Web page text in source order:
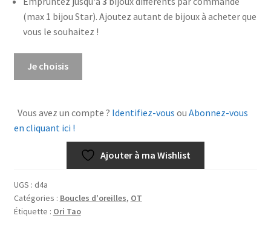
(max 1 bijou Star). Ajoutez autant de bijoux à acheter que
vous le souhaitez !
Niamey
Je choisis
Vous avez un compte ? Identifiez-vous ou Abonnez-vous
en cliquant ici !
Ajouter à ma Wishlist
UGS : d4a
Catégories : Boucles d'oreilles, OT
Étiquette : Ori Tao